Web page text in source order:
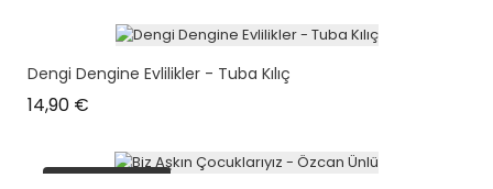
Dengi Dengine Evlilikler - Tuba Kılıç
14,90 €